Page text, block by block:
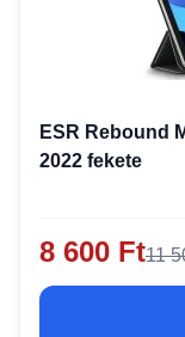
ESR Rebound
2022 fekete
8 600 Ft11